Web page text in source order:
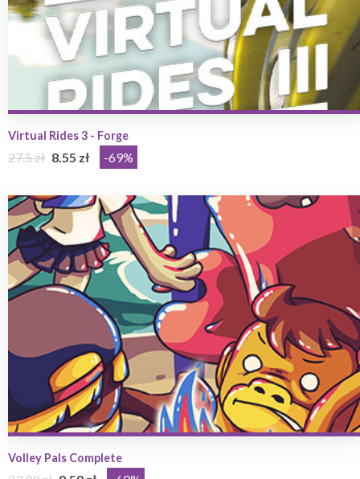
Virtual Rides 3 - Forge
27.5 zł 8.55 zł -69%
Volley Pals Complete